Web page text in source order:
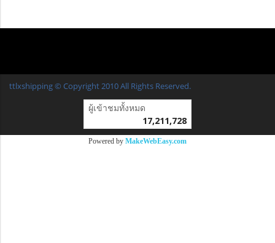
ttlxshipping © Copyright 2010 All Rights Reserved.
ผู้เข้าชมวันนี้
Powered byMakeWebEasy.com